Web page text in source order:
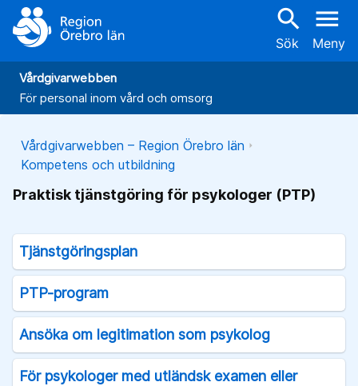
search
Sök
menu
Meny
Vårdgivarwebben
För personal inom vård och omsorg
Vårdgivarwebben – Region Örebro län
Kompetens och utbildning
Praktisk tjänstgöring för psykologer (PTP)
Tjänstgöringsplan
PTP-program
Ansöka om legitimation som psykolog
För psykologer med utländsk examen eller